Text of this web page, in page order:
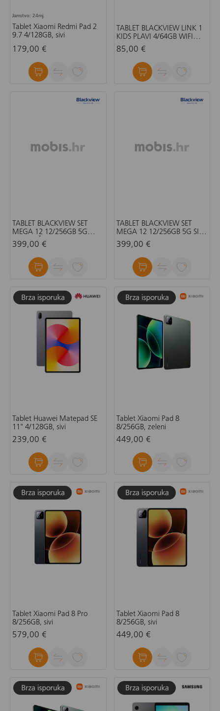
Jamstvo: 24mj.
Tablet Xiaomi Redmi Pad 2
9.7 4/128GB, sivi
179,00 €
TABLET BLACKVIEW LINK 1
KIDS PLAVI 4/64GB WIFI
8.68INCH + GRATIS COVER,
STYLUS OLOVKA
85,00 €
TABLET BLACKVIEW SET
MEGA 12 12/256GB 5G
NARANČASTA 12.2 INCH
+GRATIS COVER, STYLUS
PEN, TIPKOVNICA, BEŽIČNII
MIŠ, SLUŠALICE
399,00 €
TABLET BLACKVIEW SET
MEGA 12 12/256GB 5G SIVI
12.2 INCH +GRATIS COVER,
STYLUS PEN, TIPKOVNICA,
BEŽIČNI MIŠ, SLUŠALICE
399,00 €
Tablet Huawei Matepad SE
11" 4/128GB, sivi
239,00 €
Tablet Xiaomi Pad 8
8/256GB, zeleni
449,00 €
Tablet Xiaomi Pad 8 Pro
8/256GB, sivi
579,00 €
Tablet Xiaomi Pad 8
8/256GB, sivi
449,00 €